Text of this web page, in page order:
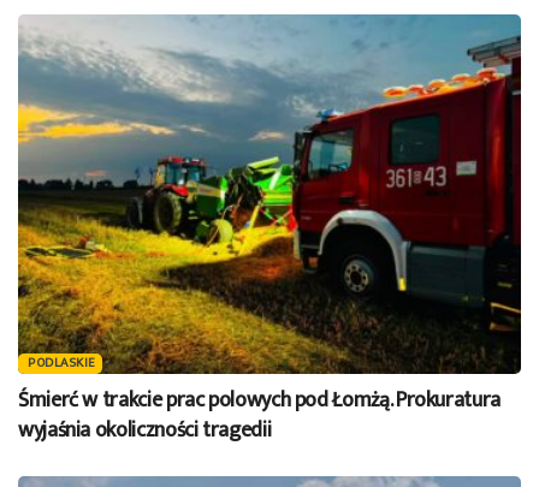
PODLASKIE
Śmierć w trakcie prac polowych pod Łomżą. Prokuratura
wyjaśnia okoliczności tragedii